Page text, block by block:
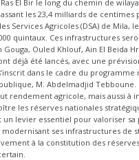
El Bir le long du chemin de
les 23,4 milliards de
Services Agricoles (DSA) de
quintaux. Ces infrastructures
Ouled Khlouf, Ain El Beida
déjà été lancés, avec une
dans le cadre du
M. Abdelmadjid
rendement agricole, mais aussi
les réserves nationales
levier essentiel pour valoriser
ses infrastructures de
à la constitution des